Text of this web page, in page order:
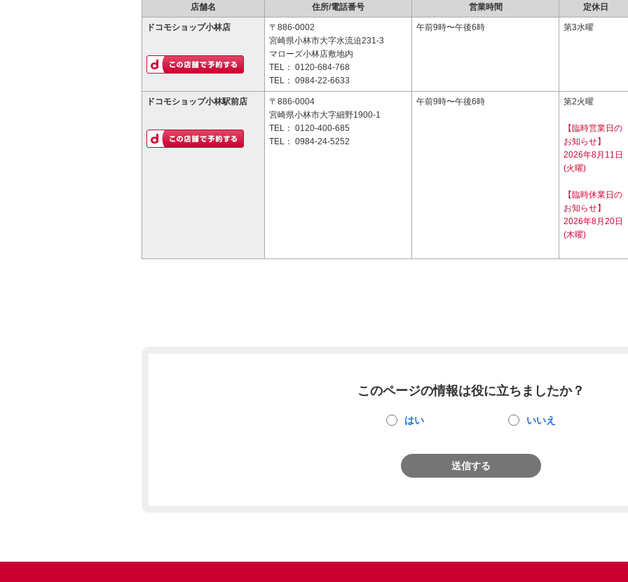
店舗名 住所/電話番号 営業時間 定休日
ドコモショップ小林店
〒886-0002
宮崎県小林市大字水流迫231-3
マローズ小林店敷地内
TEL： 0120-684-768
TEL： 0984-22-6633
午前9時〜午後6時 第3水曜
ドコモショップ小林駅前店
〒886-0004
宮崎県小林市大字細野1900-1
TEL： 0120-400-685
TEL： 0984-24-5252
午前9時〜午後6時 第2火曜
【臨時営業日の
お知らせ】
2026年8月11日
(火曜)
【臨時休業日の
お知らせ】
2026年8月20日
(木曜)
このページの情報は役に立ちましたか？
はい いいえ
送信する